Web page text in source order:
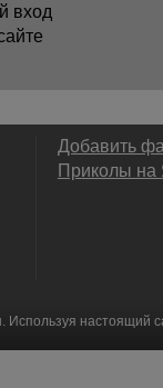
вход
Добавить
Приколы
Используя настоящий